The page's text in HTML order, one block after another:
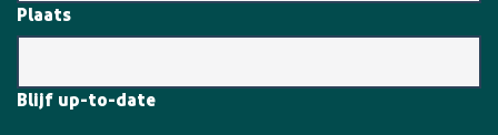
Plaats
Blijf up-to-date